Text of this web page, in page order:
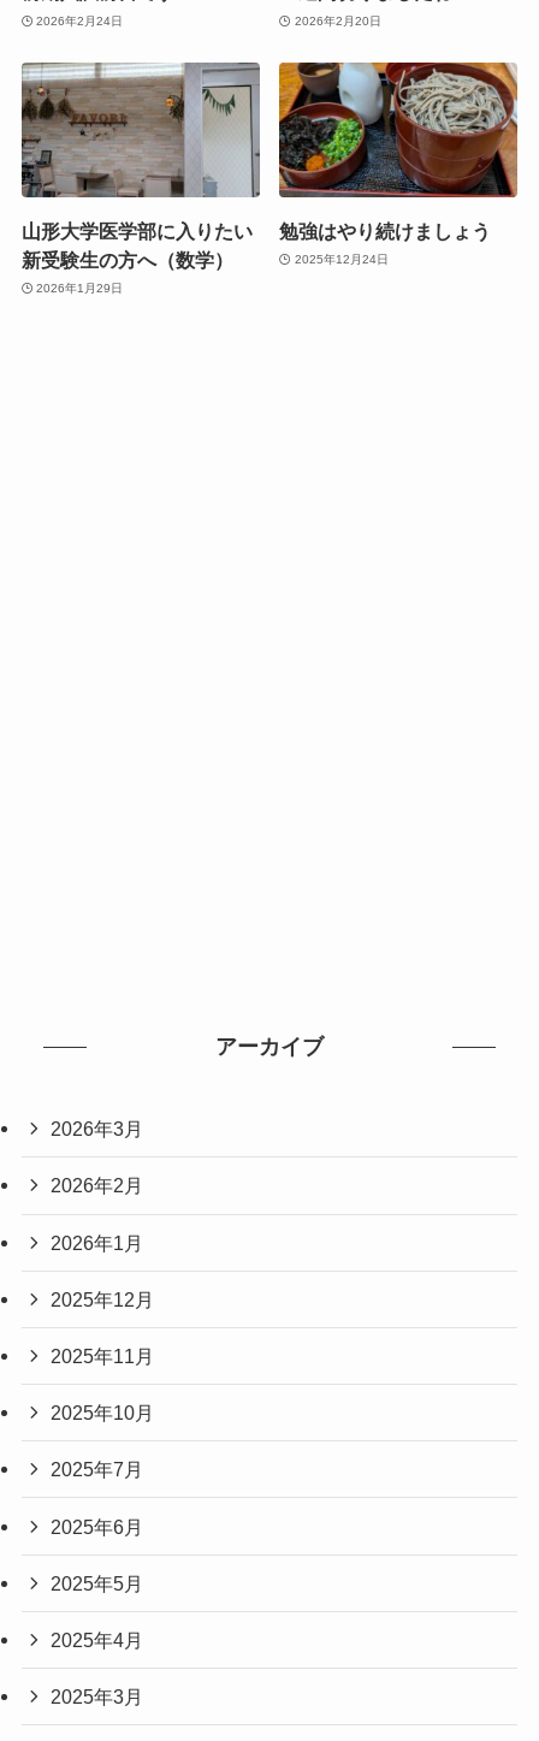
2026年2月24日 2026年2月20日
山形大学医学部に入りたい
新受験生の方へ（数学）
2026年1月29日
勉強はやり続けましょう
2025年12月24日
アーカイブ
2026年3月
2026年2月
2026年1月
2025年12月
2025年11月
2025年10月
2025年7月
2025年6月
2025年5月
2025年4月
2025年3月